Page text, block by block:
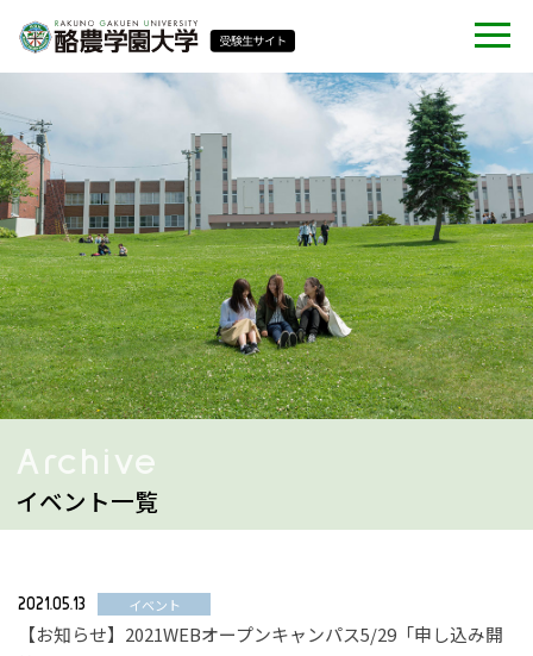
Archive
イベント一覧
2021.05.13 イベント
【お知らせ】2021WEBオープンキャンパス5/29「申し込み開